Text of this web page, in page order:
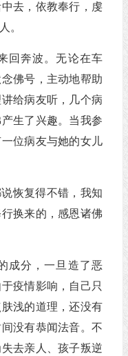
去，依教奉行，虔
。
回奔波。无论在车
佛号，主动地帮助
给病友听，几个病
生了兴趣。当我参
位病友与她的女儿
恢复得不错，我知
换来的，感恩诸佛
成分，一旦造了恶
疫情影响，自己只
浅的道理，还没有
没有恭闻法音。不
去亲人、孩子叛逆